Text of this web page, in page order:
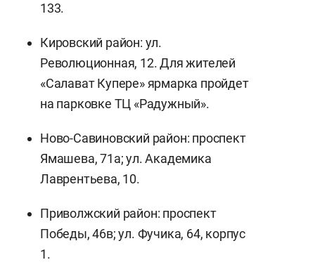
133.
Кировский район: ул.
Революционная, 12. Для жителей
«Салават Купере» ярмарка пройдет
на парковке ТЦ «Радужный».
Ново-Савиновский район: проспект
Ямашева, 71а; ул. Академика
Лаврентьева, 10.
Приволжский район: проспект
Победы, 46в; ул. Фучика, 64, корпус
1.